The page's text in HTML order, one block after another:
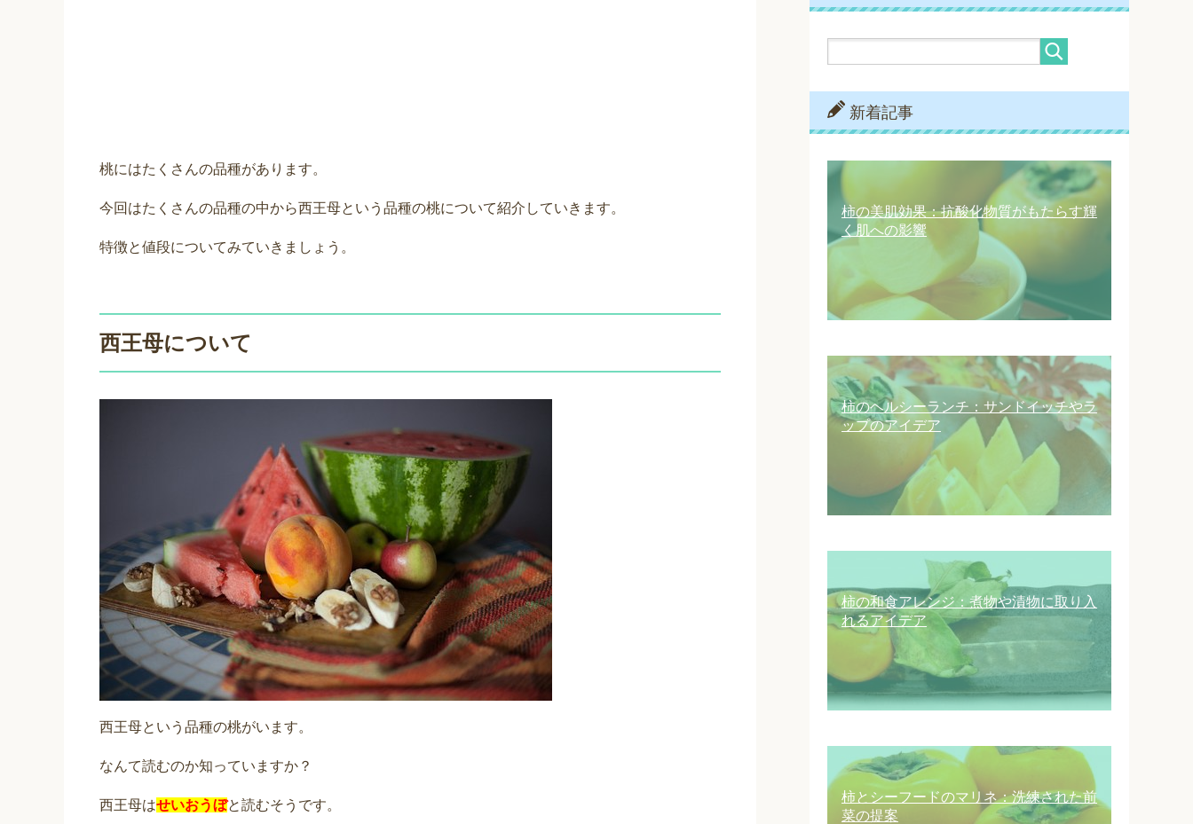
桃にはたくさんの品種があります。
今回はたくさんの品種の中から西王母という品種の桃について紹介していきます。
特徴と値段についてみていきましょう。
西王母について
西王母という品種の桃がいます。
なんて読むのか知っていますか？
西王母はせいおうぼと読むそうです。
新着記事
柿の美肌効果：抗酸化物質がもたらす輝
く肌への影響
柿のヘルシーランチ：サンドイッチやラ
ップのアイデア
柿の和食アレンジ：煮物や漬物に取り入
れるアイデア
柿とシーフードのマリネ：洗練された前
菜の提案